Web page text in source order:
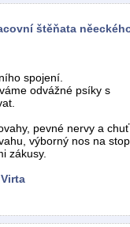
štěňata
spojení.
odvážné psíky s
pevné nervy a chuť
výborný nos na
zákusy.